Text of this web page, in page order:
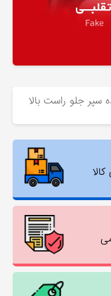
سپر جلو راست بالا